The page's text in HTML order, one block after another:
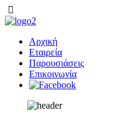
Αρχική
Εταιρεία
Παρουσιάσεις
Επικοινωνία